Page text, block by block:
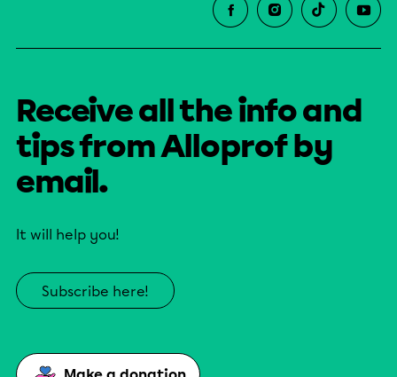
Receive all the info and
tips from Alloprof by
email.
It will help you!
Subscribe here!